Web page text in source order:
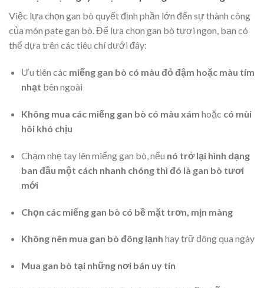
Việc lựa chọn gan bò quyết định phần lớn đến sự thành công
của món pate gan bò. Để lựa chọn gan bò tươi ngon, bạn có
thể dựa trên các tiêu chí dưới đây:
Ưu tiên các miếng gan bò có màu đỏ đậm hoặc màu tím
nhạt bên ngoài
Không mua các miếng gan bò có màu xám hoặc có mùi
hôi khó chịu
Chạm nhẹ tay lên miếng gan bò, nếu nó trở lại hình dạng
ban đầu một cách nhanh chóng thì đó là gan bò tươi
mới
Chọn các miếng gan bò có bề mặt trơn, mịn màng
Không nên mua gan bò đông lạnh hay trữ đông qua ngày
Mua gan bò tại những nơi bán uy tín